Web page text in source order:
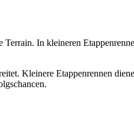
In kleineren
Kleinere Etappenrennen